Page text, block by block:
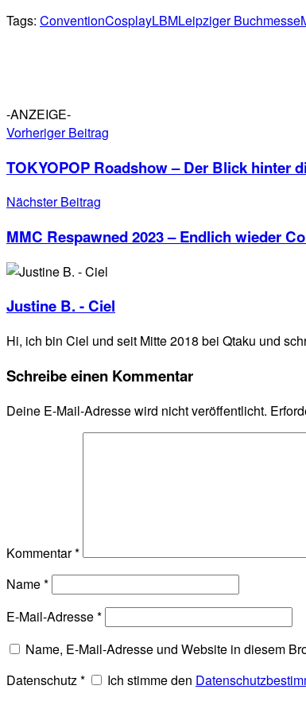
Tags: ConventionCosplayLBMLeipziger Buchmesse
-ANZEIGE-
Vorheriger Beitrag
TOKYOPOP Roadshow – Der Blick hinter
Nächster Beitrag
MMC Respawned 2023 – Endlich wieder
Justine B. - Ciel
Hi, ich bin Ciel und seit Mitte 2018 bei Qtaku und
Schreibe einen Kommentar
Deine E-Mail-Adresse wird nicht veröffentlicht.
Kommentar*
Name*
E-Mail-Adresse*
Name, E-Mail-Adresse und Website in diesem
Datenschutz* Ich stimme den